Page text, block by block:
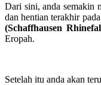
Dari sini, anda semakin
dan hentian terakhir
(Schaffhausen
Eropah.
Setelah itu anda akan